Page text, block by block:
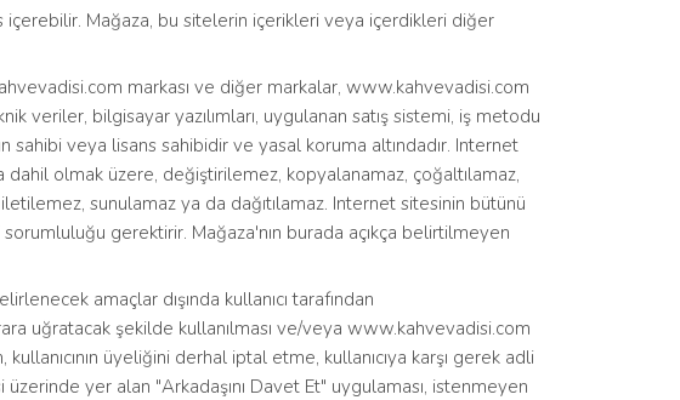
Mağaza, bu sitelerin içerikleri veya içerdikleri diğer
markası ve diğer markalar, www.kahvevadisi.com
veriler, bilgisayar yazılımları, uygulanan satış sistemi, iş metodu
veya lisans sahibidir ve yasal koruma altındadır. Internet
olmak üzere, değiştirilemez, kopyalanamaz, çoğaltılamaz,
sunulamaz ya da dağıtılamaz. Internet sitesinin bütünü
gerektirir. Mağaza'nın burada açıkça belirtilmeyen
amaçlar dışında kullanıcı tarafından
uğratacak şekilde kullanılması ve/veya www.kahvevadisi.com
üyeliğini derhal iptal etme, kullanıcıya karşı gerek adli
yer alan "Arkadaşını Davet Et" uygulaması, istenmeyen